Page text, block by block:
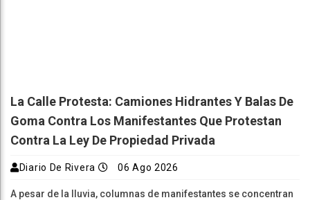
La Calle Protesta: Camiones Hidrantes Y Balas De
Goma Contra Los Manifestantes Que Protestan
Contra La Ley De Propiedad Privada
Diario De Rivera 06 Ago 2026
A pesar de la lluvia, columnas de manifestantes se concentran